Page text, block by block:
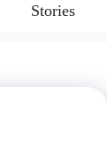
Stories